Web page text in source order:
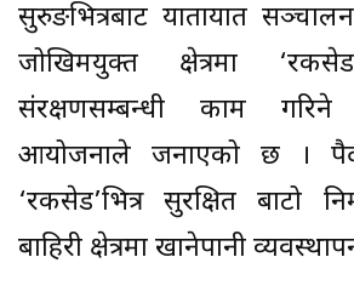
सुरुङभित्रबाट यातायात
जोखिमयुक्त क्षेत्रमा
संरक्षणसम्बन्धी काम
आयोजनाले जनाएको छ ।
‘रकसेड’भित्र सुरक्षित बाटो
बाहिरी क्षेत्रमा खानेपानी